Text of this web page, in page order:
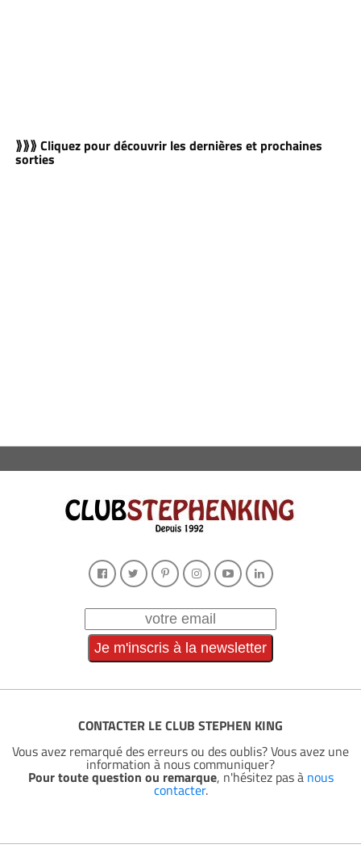
⟫⟫⟫ Cliquez pour découvrir les dernières et prochaines
sorties
CONTACTER LE CLUB STEPHEN KING
Vous avez remarqué des erreurs ou des oublis? Vous avez une
information à nous communiquer?
Pour toute question ou remarque, n'hésitez pas à nous
contacter.